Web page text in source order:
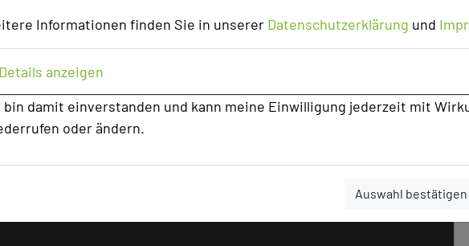
Informationen finden Sie in unserer Datenschutzerklärung und
Details anzeigen
bin damit einverstanden und kann meine Einwilligung jederzeit mit
oder ändern.
Auswahl bestätigen